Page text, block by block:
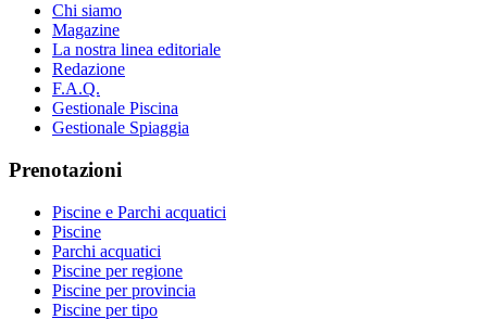
Chi siamo
Magazine
La nostra linea editoriale
Redazione
F.A.Q.
Gestionale Piscina
Gestionale Spiaggia
Prenotazioni
Piscine e Parchi acquatici
Piscine
Parchi acquatici
Piscine per regione
Piscine per provincia
Piscine per tipo